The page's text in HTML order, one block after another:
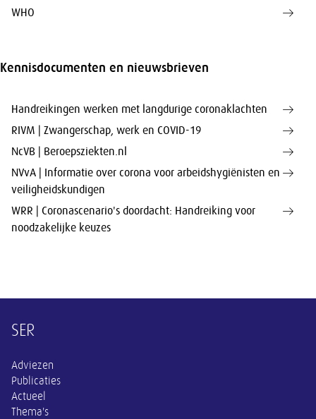
WHO
Kennisdocumenten en nieuwsbrieven
Handreikingen werken met langdurige coronaklachten
RIVM | Zwangerschap, werk en COVID-19
NcVB | Beroepsziekten.nl
NVvA | Informatie over corona voor arbeidshygiënisten en
veiligheidskundigen
WRR | Coronascenario's doordacht: Handreiking voor
noodzakelijke keuzes
Overige informatie
SER
Adviezen
Publicaties
Actueel
Thema's